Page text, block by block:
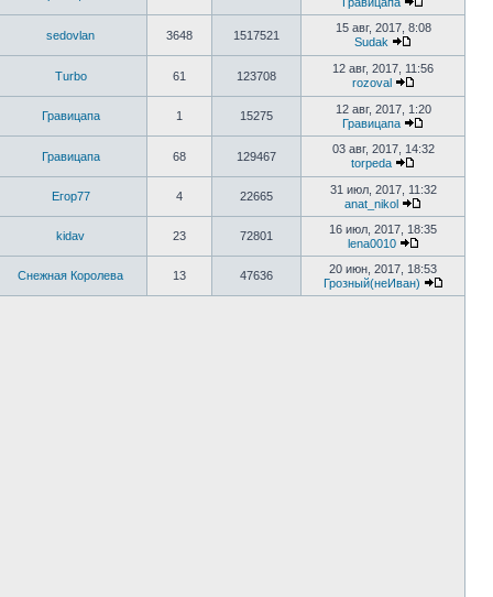
sedovlan 3648 1517521
15 авг, 2017, 8:08
Sudak
Turbo 61 123708
12 авг, 2017, 11:56
rozoval
Гравицапа 1 15275
12 авг, 2017, 1:20
Гравицапа
Гравицапа 68 129467
03 авг, 2017, 14:32
torpeda
Егор77 4 22665
31 июл, 2017, 11:32
anat_nikol
kidav 23 72801
16 июл, 2017, 18:35
lena0010
Снежная Королева 13 47636
20 июн, 2017, 18:53
Грозный(неИван)